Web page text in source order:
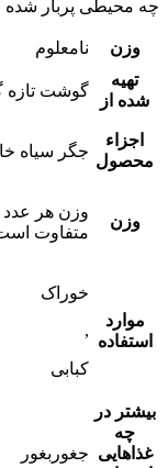
چه محیطی پربار
وزن
نامعلوم
تهیه
شده از
گوشت تازه
اجزاء
محصول
جگر سیاه
وزن
متفاوت است
موارد
استفاده
خوراک
,
کبابی
بیشتر در
چه
غذاهایی جغوربغور